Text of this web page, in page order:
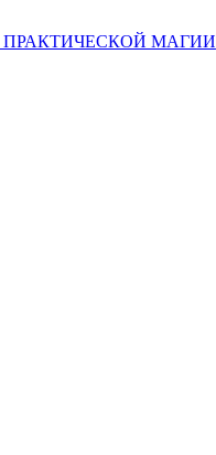
ПРАКТИЧЕСКОЙ МАГИИ